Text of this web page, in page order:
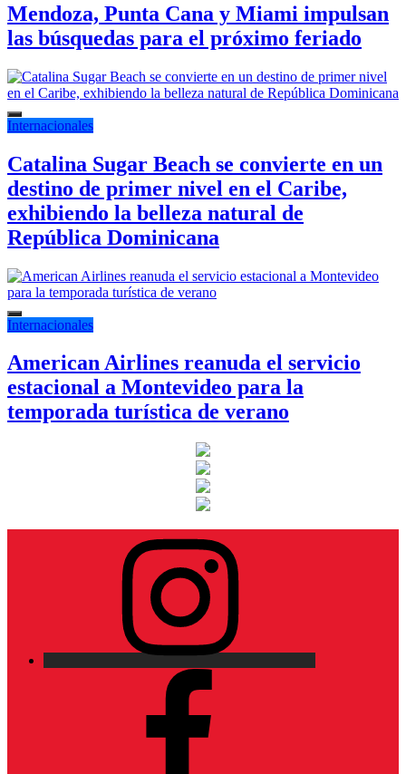
Mendoza, Punta Cana y Miami impulsan
las búsquedas para el próximo feriado
Internacionales
Catalina Sugar Beach se convierte en un
destino de primer nivel en el Caribe,
exhibiendo la belleza natural de
República Dominicana
Internacionales
American Airlines reanuda el servicio
estacional a Montevideo para la
temporada turística de verano